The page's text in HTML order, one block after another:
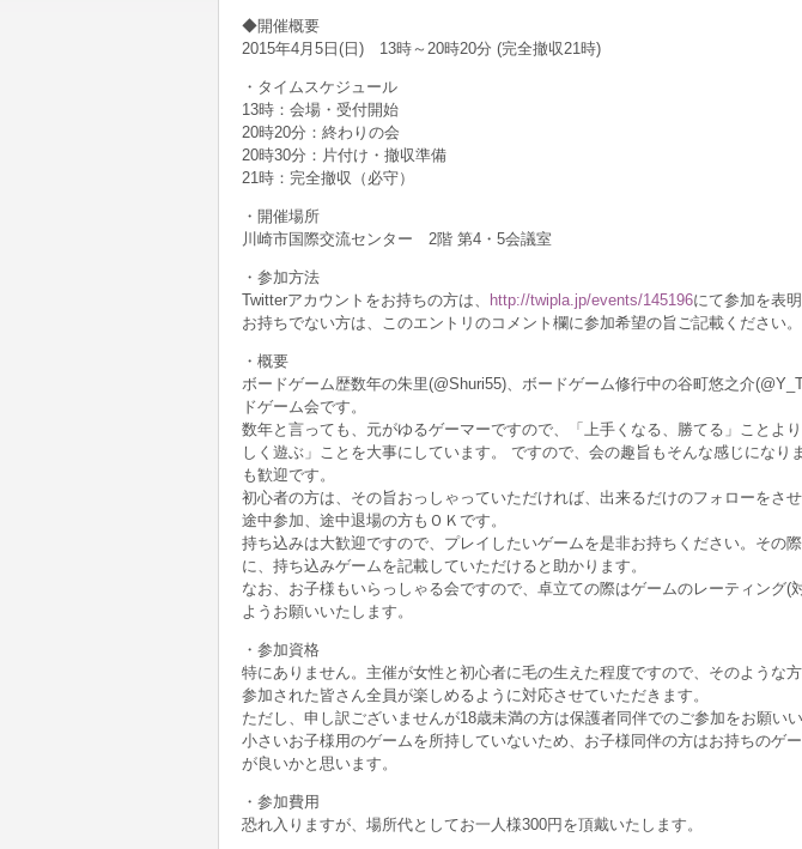
◆開催概要
2015年4月5日(日) 13時～20時20分 (完全撤収21時)
・タイムスケジュール
13時：会場・受付開始
20時20分：終わりの会
20時30分：片付け・撤収準備
21時：完全撤収（必守）
・開催場所
川崎市国際交流センター 2階 第4・5会議室
・参加方法
Twitterアカウントをお持ちの方は、
http://twipla.jp/events/145196にて参加を表明
お持ちでない方は、このエントリのコメント欄に参加希望の旨ご記載ください。
・概要
ボードゲーム歴数年の朱里(@Shuri55)、ボードゲーム修行中の谷町悠之介
ドゲーム会です。
数年と言っても、元がゆるゲーマーですので、「上手くなる、勝てる」ことよ
しく遊ぶ」ことを大事にしています。 ですので、会の趣旨もそんな感じになり
も歓迎です。
初心者の方は、その旨おっしゃっていただければ、出来るだけのフォローをさせ
途中参加、途中退場の方もＯＫです。
持ち込みは大歓迎ですので、プレイしたいゲームを是非お持ちください。その
に、持ち込みゲームを記載していただけると助かります。
なお、お子様もいらっしゃる会ですので、卓立ての際はゲームのレーティング(
ようお願いいたします。
・参加資格
特にありません。主催が女性と初心者に毛の生えた程度ですので、そのような方
参加された皆さん全員が楽しめるように対応させていただきます。
ただし、申し訳ございませんが18歳未満の方は保護者同伴でのご参加をお願い
小さいお子様用のゲームを所持していないため、お子様同伴の方はお持ちのゲ
が良いかと思います。
・参加費用
恐れ入りますが、場所代としてお一人様300円を頂戴いたします。